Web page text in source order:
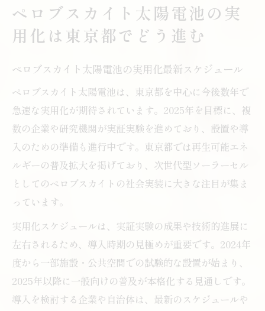
ペロブスカイト太陽電池の実
用化は東京都でどう進む
ペロブスカイト太陽電池の実用化最新スケジュール
ペロブスカイト太陽電池は、東京都を中心に今後数年で
急速な実用化が期待されています。2025年を目標に、複
数の企業や研究機関が実証実験を進めており、設置や導
入のための準備も進行中です。東京都では再生可能エネ
ルギーの普及拡大を掲げており、次世代型ソーラーセル
としてのペロブスカイトの社会実装に大きな注目が集ま
っています。
実用化スケジュールは、実証実験の成果や技術的進展に
左右されるため、導入時期の見極めが重要です。2024年
度から一部施設・公共空間での試験的な設置が始まり、
2025年以降に一般向けの普及が本格化する見通しです。
導入を検討する企業や自治体は、最新のスケジュールや